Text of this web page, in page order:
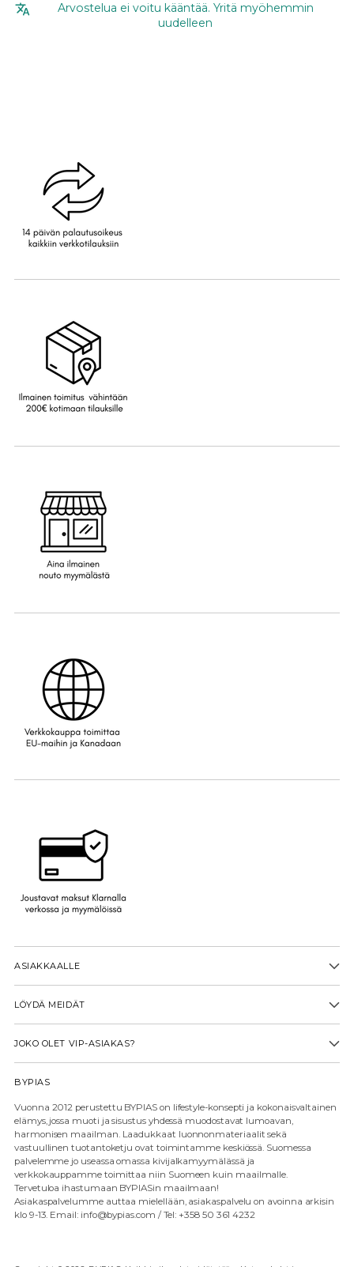
Arvostelua ei voitu kääntää. Yritä myöhemmin
uudelleen
ASIAKKAALLE
LÖYDÄ MEIDÄT
JOKO OLET VIP-ASIAKAS?
BYPIAS
Vuonna 2012 perustettu BYPIAS on lifestyle-konsepti ja kokonaisvaltainen
elämys, jossa muoti ja sisustus yhdessä muodostavat lumoavan,
harmonisen maailman. Laadukkaat luonnonmateriaalit sekä
vastuullinen tuotantoketju ovat toimintamme keskiössä. Suomessa
palvelemme jo useassa omassa kivijalkamyymälässä ja
verkkokauppamme toimittaa niin Suomeen kuin maailmalle.
Tervetuloa ihastumaan BYPIASin maailmaan!
Asiakaspalvelumme auttaa mielellään, asiakaspalvelu on avoinna arkisin
klo 9-13. Email: info@bypias.com / Tel: +358 50 361 4232